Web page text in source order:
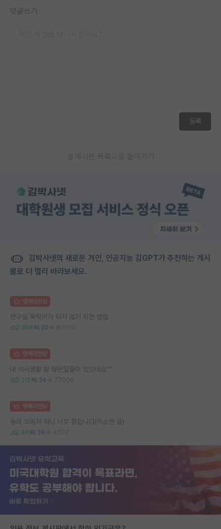
댓글쓰기
등록
게시판 목록으로 돌아가기
김박사넷의 새로운 거인, 인공지능 김GPT가 추천하는 게시
물로 더 멀리 바라보세요.
명예의전당
연구실 뚝딱이가 되지 않기 위한 방법
398 20 80020
명예의전당
내 석사생활 참 많은일들이 있엇네요^^
212 34 77006
명예의전당
용의 꼬리가 되니 너무 힘듭니다(하소연 글)
86 39 41127